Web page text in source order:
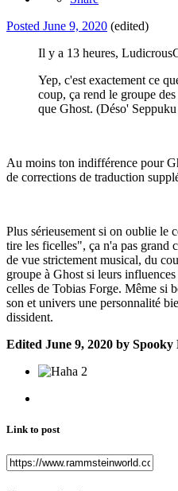
Posted June 9, 2020 (edited)
Il y a 13 heures,
Yep, c'est exactement ce
coup, ça rend le groupe
que Ghost. (Déso'
Au moins ton indifférence pour
de corrections de traduction
Plus sérieusement si on oublie le
tire les ficelles", ça n'a pas grand
de vue strictement musical, du
groupe à Ghost si leurs
celles de Tobias Forge. Même si
son et univers une personnalité
dissident.
Edited June 9, 2020 by Spooky
2
Link to post